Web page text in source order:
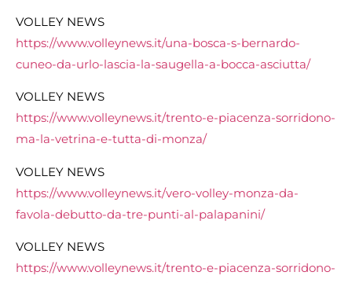
VOLLEY NEWS
https://www.volleynews.it/una-bosca-s-bernardo-
cuneo-da-urlo-lascia-la-saugella-a-bocca-asciutta/
VOLLEY NEWS
https://www.volleynews.it/trento-e-piacenza-sorridono-
ma-la-vetrina-e-tutta-di-monza/
VOLLEY NEWS
https://www.volleynews.it/vero-volley-monza-da-
favola-debutto-da-tre-punti-al-palapanini/
VOLLEY NEWS
https://www.volleynews.it/trento-e-piacenza-sorridono-